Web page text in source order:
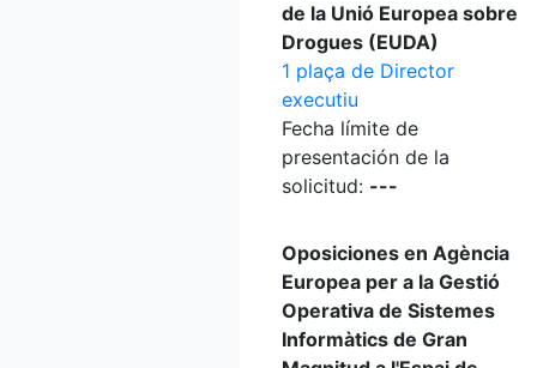
de la Unió Europea sobre
Drogues (EUDA)
1 plaça de Director
executiu
Fecha límite de
presentación de la
solicitud: ---
Oposiciones en Agència
Europea per a la Gestió
Operativa de Sistemes
Informàtics de Gran